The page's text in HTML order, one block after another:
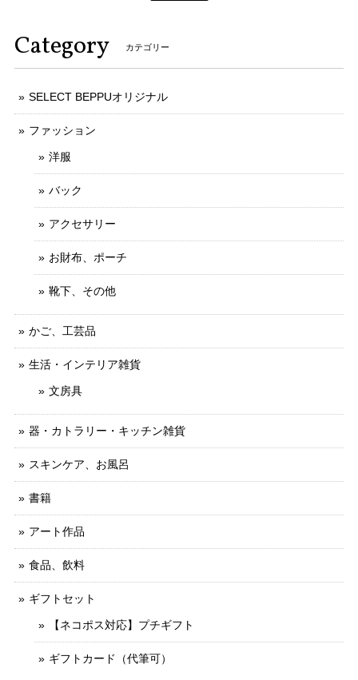
Category カテゴリー
SELECT BEPPUオリジナル
ファッション
洋服
バック
アクセサリー
お財布、ポーチ
靴下、その他
かご、工芸品
生活・インテリア雑貨
文房具
器・カトラリー・キッチン雑貨
スキンケア、お風呂
書籍
アート作品
食品、飲料
ギフトセット
【ネコポス対応】プチギフト
ギフトカード（代筆可）